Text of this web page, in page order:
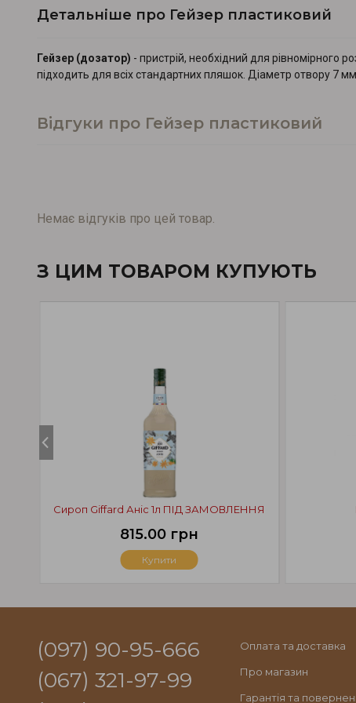
Детальніше про Гейзер пластиковий
Гейзер (дозатор) - пристрій, необхідний для рівномірного
підходить для всіх стандартних пляшок. Діаметр отвору 7
Відгуки про Гейзер пластиковий
Немає відгуків про цей товар.
З ЦИМ ТОВАРОМ КУПУЮТЬ
Сироп Giffard Аніс 1л ПІД ЗАМОВЛЕННЯ
815.00 грн
Купити
(097) 90-95-666
(067) 321-97-99
Оплата та доставка
Про магазин
Гарантія та